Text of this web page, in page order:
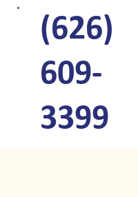
(626)
609-
3399